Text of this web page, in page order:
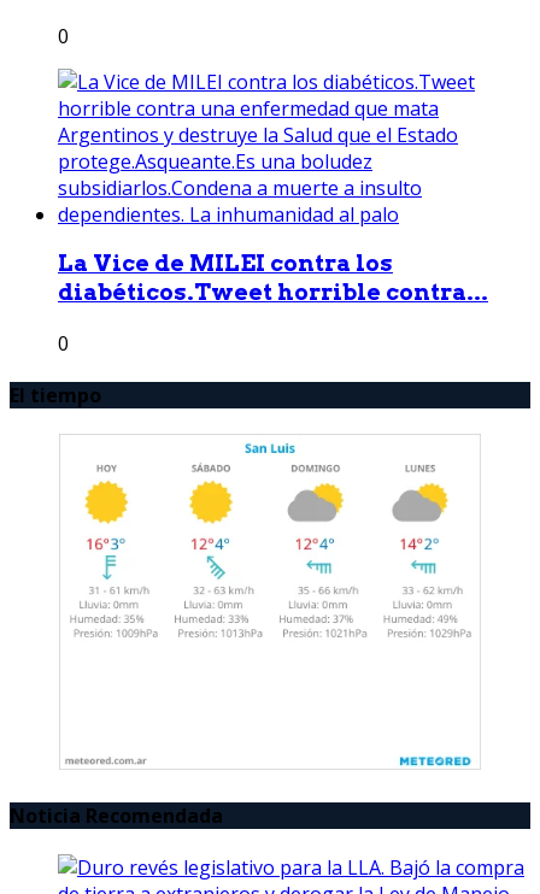
0
La Vice de MILEI contra los
diabéticos.Tweet horrible contra...
0
El tiempo
Noticia Recomendada